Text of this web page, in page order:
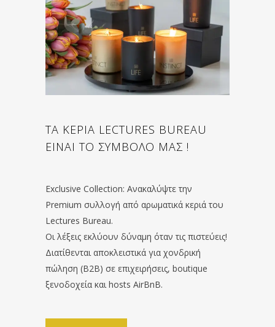
ΤΑ ΚΕΡΙΑ LECTURES BUREAU
ΕΙΝΑΙ ΤΟ ΣΥΜΒΟΛΟ ΜΑΣ !
Exclusive Collection: Ανακαλύψτε την
Premium συλλογή από αρωματικά κεριά του
Lectures Bureau.
Οι λέξεις εκλύουν δύναμη όταν τις πιστεύεις!
Διατίθενται αποκλειστικά για χονδρική
πώληση (B2B) σε επιχειρήσεις, boutique
ξενοδοχεία και hosts AirBnB.